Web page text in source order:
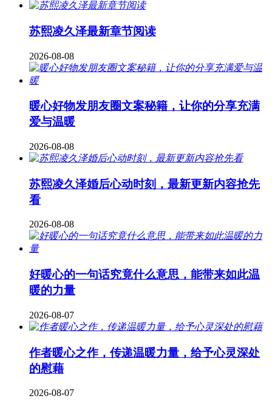
苏熙凌久泽最新章节阅读
2026-08-08
暖心好物发朋友圈文案秘籍，让你的分享充满
爱与温暖
2026-08-08
苏熙凌久泽婚后心动时刻，最新更新内容抢先
看
2026-08-08
好暖心的一句话究竟什么意思，能带来如此温
暖的力量
2026-08-07
作者暖心之作，传递温暖力量，给予心灵深处
的慰藉
2026-08-07